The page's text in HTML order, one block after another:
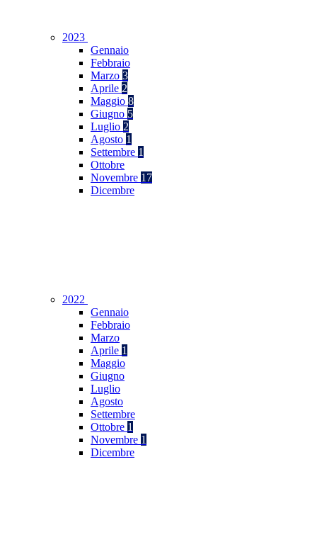
2023
Gennaio
Febbraio
Marzo 3
Aprile 2
Maggio 8
Giugno 5
Luglio 2
Agosto 1
Settembre 1
Ottobre
Novembre 17
Dicembre
2022
Gennaio
Febbraio
Marzo
Aprile 1
Maggio
Giugno
Luglio
Agosto
Settembre
Ottobre 1
Novembre 1
Dicembre